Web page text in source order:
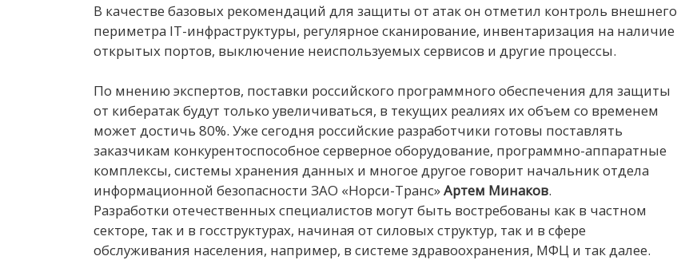
В качестве базовых рекомендаций для защиты от атак он отметил контроль внешнего
периметра IT-инфраструктуры, регулярное сканирование, инвентаризация на наличие
открытых портов, выключение неиспользуемых сервисов и другие процессы.
По мнению экспертов, поставки российского программного обеспечения для защиты
от кибератак будут только увеличиваться, в текущих реалиях их объем со временем
может достичь 80%. Уже сегодня российские разработчики готовы поставлять
заказчикам конкурентоспособное серверное оборудование, программно-аппаратные
комплексы, системы хранения данных и многое другое говорит начальник отдела
информационной безопасности ЗАО «Норси-Транс»Артем Минаков.
Разработки отечественных специалистов могут быть востребованы как в частном
секторе, так и в госструктурах, начиная от силовых структур, так и в сфере
обслуживания населения, например, в системе здравоохранения, МФЦ и так далее.